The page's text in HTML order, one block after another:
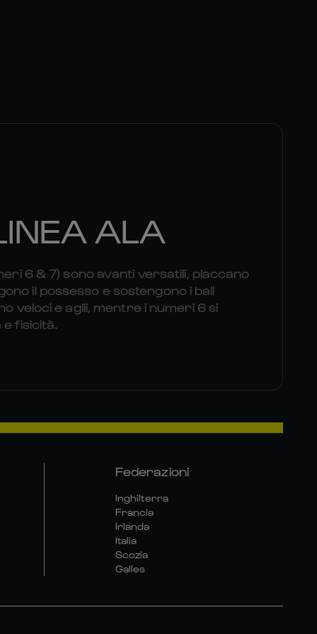
ALA
6 & 7) sono avanti versatili, placcano
il possesso e sostengono i ball
veloci e agili, mentre i numeri 6 si
fisicità.
Federazioni
Inghilterra
Francia
Irlanda
Italia
Scozia
Galles